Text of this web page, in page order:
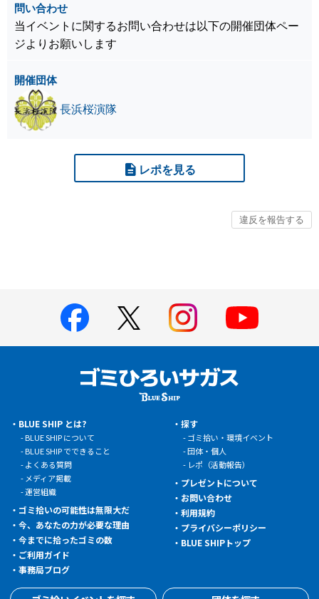
問い合わせ
当イベントに関するお問い合わせは以下の開催団体ペー
ジよりお願いします
開催団体
長浜桜演隊
レポを見る
BLUE SHIP とは?
BLUE SHIP について
BLUE SHIP でできること
よくある質問
メディア掲載
運営組織
ゴミ拾いの可能性は無限大だ
今、あなたの力が必要な理由
今までに拾ったゴミの数
ご利用ガイド
事務局ブログ
探す
ゴミ拾い・環境イベント
団体・個人
レポ（活動報告）
プレゼントについて
お問い合わせ
利用規約
プライバシーポリシー
BLUE SHIPトップ